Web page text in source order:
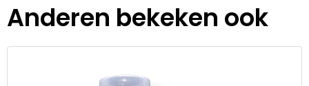
Anderen bekeken ook